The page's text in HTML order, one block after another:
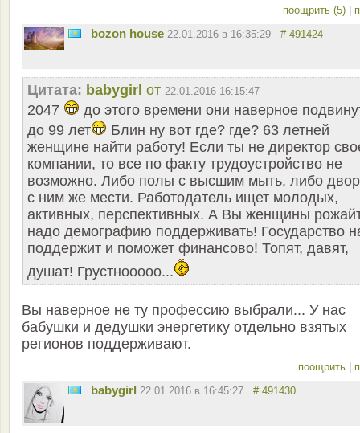
поощрить (5)
bozon house 22.01.2016 в 16:35:29 # 491424
Цитата: babygirl от 22.01.2016 16:15:47
2047
до этого времени они наверное
до 99 лет
Блин ну вот где? где? 63 летней
женщине найти работу! Если ты не директор
компании, то все по факту трудоустройство не
возможно. Либо полы с высшим мыть, либо
с ним же мести. Работодатель ищет молодых,
активных, перспективных. А Вы женщины
надо демографию поддерживать! Государство
поддержит и поможет финансово! Топят, давят,
душат! Грустнооооо...
Вы наверное не ту профессию выбрали... У нас
бабушки и дедушки энергетику отдельно взятых
регионов поддерживают.
поощрить
babygirl 22.01.2016 в 16:45:27 # 491430